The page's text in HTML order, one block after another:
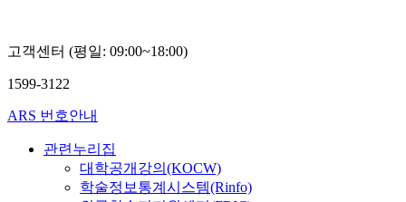
고객센터 (평일: 09:00~18:00)
1599-3122
ARS 번호안내
관련누리집
대학공개강의(KOCW)
학술정보통계시스템(Rinfo)